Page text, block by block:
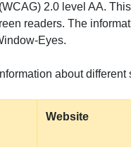
2.0 level AA.
readers. The
Eyes.
about different
Website